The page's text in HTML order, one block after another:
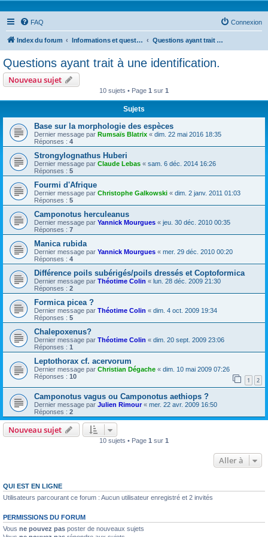
FAQ Connexion
Index du forum Informations et questions taxonomiques Questions ayant trait à une identification.
Questions ayant trait à une identification.
Nouveau sujet
10 sujets • Page 1 sur 1
Sujets
Base sur la morphologie des espèces
Dernier message par Rumsaïs Blatrix « dim. 22 mai 2016 18:35
Réponses : 4
Strongylognathus Huberi
Dernier message par Claude Lebas « sam. 6 déc. 2014 16:26
Réponses : 5
Fourmi d'Afrique
Dernier message par Christophe Galkowski « dim. 2 janv. 2011 01:03
Réponses : 5
Camponotus herculeanus
Dernier message par Yannick Mourgues « jeu. 30 déc. 2010 00:35
Réponses : 7
Manica rubida
Dernier message par Yannick Mourgues « mer. 29 déc. 2010 00:20
Réponses : 4
Différence poils subérigés/poils dressés et Coptoformica
Dernier message par Théotime Colin « lun. 28 déc. 2009 21:30
Réponses : 2
Formica picea ?
Dernier message par Théotime Colin « dim. 4 oct. 2009 19:34
Réponses : 5
Chalepoxenus?
Dernier message par Théotime Colin « dim. 20 sept. 2009 23:06
Réponses : 1
Leptothorax cf. acervorum
Dernier message par Christian Dégache « dim. 10 mai 2009 07:26
Réponses : 10 1 2
Camponotus vagus ou Camponotus aethiops ?
Dernier message par Julien Rimour« mer. 22 avr. 2009 16:50
Réponses : 2
Nouveau sujet
10 sujets • Page 1 sur 1
Aller à
QUI EST EN LIGNE
Utilisateurs parcourant ce forum : Aucun utilisateur enregistré et 2 invités
PERMISSIONS DU FORUM
Vous ne pouvez pas poster de nouveaux sujets